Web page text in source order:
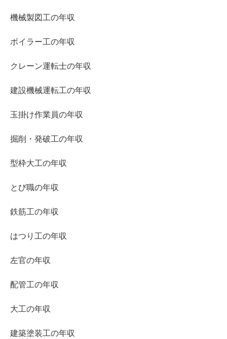
機械製図工の年収
ボイラー工の年収
クレーン運転士の年収
建設機械運転工の年収
玉掛け作業員の年収
掘削・発破工の年収
型枠大工の年収
とび職の年収
鉄筋工の年収
はつり工の年収
左官の年収
配管工の年収
大工の年収
建築塗装工の年収